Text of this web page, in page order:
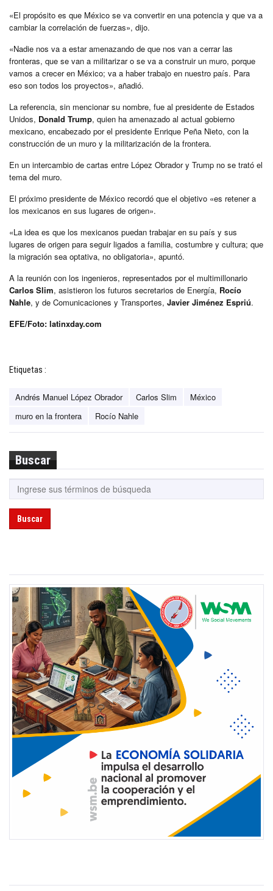
«El propósito es que México se va convertir en una potencia y que va a
cambiar la correlación de fuerzas», dijo.
«Nadie nos va a estar amenazando de que nos van a cerrar las
fronteras, que se van a militarizar o se va a construir un muro, porque
vamos a crecer en México; va a haber trabajo en nuestro país. Para
eso son todos los proyectos», añadió.
La referencia, sin mencionar su nombre, fue al presidente de Estados
Unidos, Donald Trump, quien ha amenazado al actual gobierno
mexicano, encabezado por el presidente Enrique Peña Nieto, con la
construcción de un muro y la militarización de la frontera.
En un intercambio de cartas entre López Obrador y Trump no se trató el
tema del muro.
El próximo presidente de México recordó que el objetivo «es retener a
los mexicanos en sus lugares de origen».
«La idea es que los mexicanos puedan trabajar en su país y sus
lugares de origen para seguir ligados a familia, costumbre y cultura; que
la migración sea optativa, no obligatoria», apuntó.
A la reunión con los ingenieros, representados por el multimillonario
Carlos Slim, asistieron los futuros secretarios de Energía, Rocío
Nahle, y de Comunicaciones y Transportes, Javier Jiménez Espriú.
EFE/Foto: latinxday.com
Etiquetas :
Andrés Manuel López Obrador Carlos Slim
México
muro en la frontera
Rocío Nahle
Buscar
Buscar